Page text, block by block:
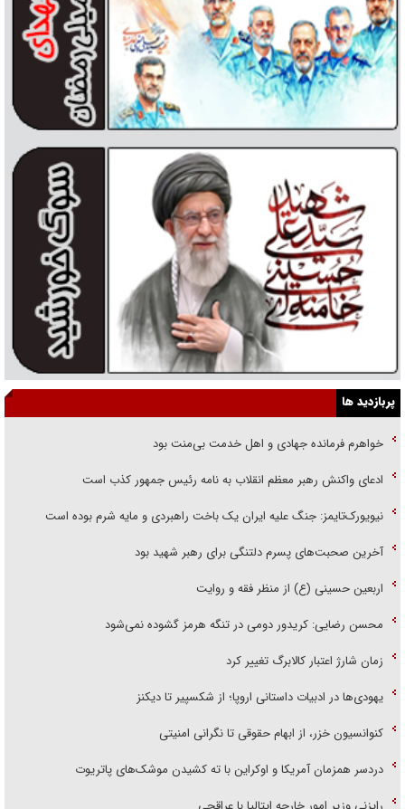
پربازدید ها
خواهرم فرمانده جهادی و اهل خدمت بی‌منت بود
ادعای واکنش رهبر معظم انقلاب به نامه رئیس جمهور کذب است
نیویورک‌تایمز: جنگ علیه ایران یک باخت راهبردی و مایه شرم بوده است
آخرین صحبت‌های پسرم دلتنگی برای رهبر شهید بود
اربعین حسینی (ع) از منظر فقه و روایت
محسن رضایی: کریدور دومی در تنگه هرمز گشوده نمی‌شود
زمان شارژ اعتبار کالابرگ تغییر کرد
یهودی‌ها در ادبیات داستانی اروپا؛ از شکسپیر تا دیکنز
کنوانسیون خزر، از ابهام حقوقی تا نگرانی امنیتی
دردسر همزمان آمریکا و اوکراین با ته کشیدن موشک‌های پاتریوت